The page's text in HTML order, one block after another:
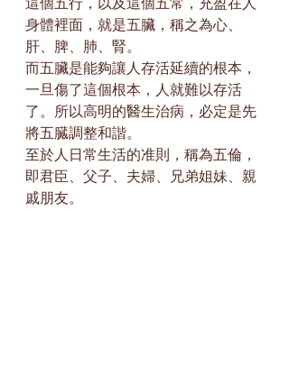
身體裡面，就是五臟，稱之為心、
肝、脾、肺、腎。
而五臟是能夠讓人存活延續的根本，
一旦傷了這個根本，人就難以存活
了。所以高明的醫生治病，必定是先
將五臓調整和諧。
至於人日常生活的准則，稱為五倫，
即君臣、父子、夫婦、兄弟姐妹、親
戚朋友。